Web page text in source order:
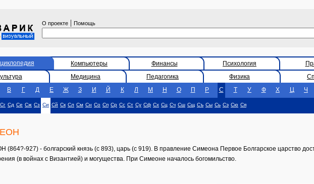
О проекте | Помощь
Компьютеры Финансы Психология
Медицина Педагогика Физика
В Г Д Е Ж З И Й К Л М Н О П Р С Т У Ф Х Ц Ч
Сг Сд Се Сж Сз Си Сй Ск Сл См Сн Со Сп Ср Сс Ст Су Сф Сх Сц Сч Сш Сщ Съ Сы Сь Сэ Сю Ся
927) - болгарский князь (с 893), царь (с 919). В правление Симеона Первое Болгарское царство
(в войнах с Византией) и могущества. При Симеоне началось богомильство.